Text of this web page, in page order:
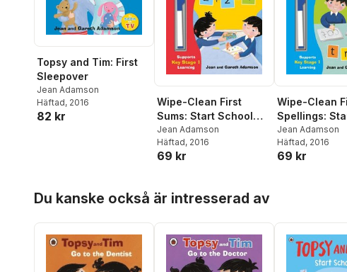
Topsy and Tim: First
Sleepover
Jean Adamson
Häftad, 2016
82 kr
Wipe-Clean First
Sums: Start School
with Topsy and Tim
Jean Adamson
Häftad, 2016
69 kr
Wipe-Clean
Spellings:
School with
Tim
Jean Adamson
Häftad, 2016
69 kr
Du kanske också är intresserad av